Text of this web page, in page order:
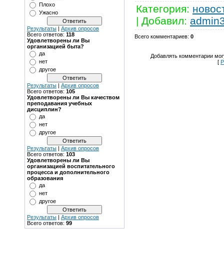
Плохо
Ужасно
Результаты | Архив опросов
Всего ответов: 118
Удовлетворены ли Вы
организацией быта?
да
нет
другое
Результаты | Архив опросов
Всего ответов: 105
Удовлетворены ли Вы качеством
преподавания учебных
дисциплин?
да
нет
другое
Результаты | Архив опросов
Всего ответов: 103
Удовлетворены ли Вы
организацией воспитательного
процесса и дополнительного
образования
да
нет
другое
Результаты | Архив опросов
Всего ответов: 99
Категория:
| Добавил:
Всего комментариев: 0
Добавлять комментарии
[